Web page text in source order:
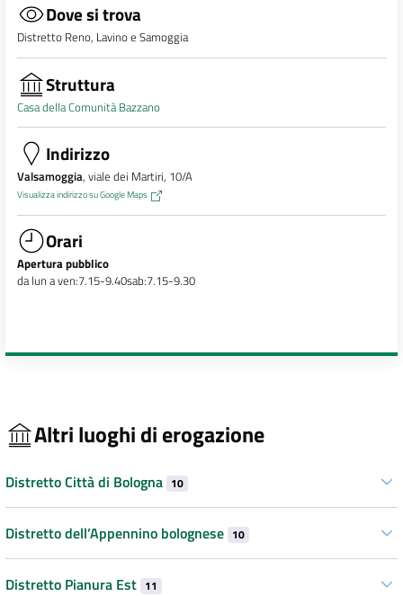
Dove si trova
Distretto Reno, Lavino e Samoggia
Struttura
Casa della Comunità Bazzano
Indirizzo
Valsamoggia, viale dei Martiri, 10/A
Visualizza indirizzo su Google Maps
Orari
Apertura pubblico
da lun a ven:7.15-9.40sab:7.15-9.30
Altri luoghi di erogazione
Distretto Città di Bologna 10
Distretto dell’Appennino bolognese 10
Distretto Pianura Est 11